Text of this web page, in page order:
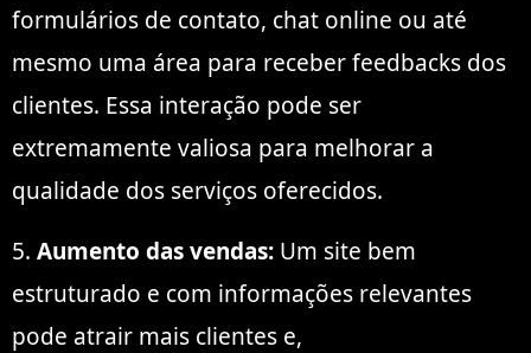
formulários de contato, chat online ou até
mesmo uma área para receber feedbacks dos
clientes. Essa interação pode ser
extremamente valiosa para melhorar a
qualidade dos serviços oferecidos.
5. Aumento das vendas: Um site bem
estruturado e com informações relevantes
pode atrair mais clientes e,